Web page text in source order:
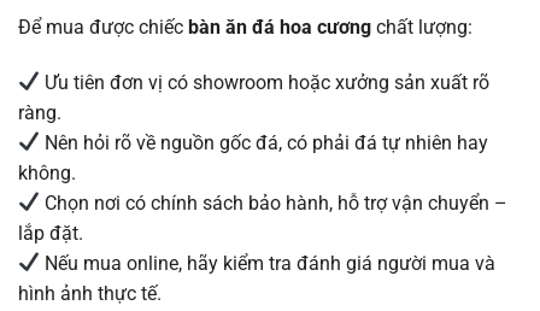
Để mua được chiếc bàn ăn đá hoa cương chất lượng:
Ưu tiên đơn vị có showroom hoặc xưởng sản xuất rõ
ràng.
Nên hỏi rõ về nguồn gốc đá, có phải đá tự nhiên hay
không.
Chọn nơi có chính sách bảo hành, hỗ trợ vận chuyển –
lắp đặt.
Nếu mua online, hãy kiểm tra đánh giá người mua và
hình ảnh thực tế.